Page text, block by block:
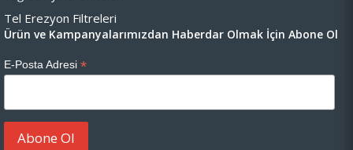
Tel Erezyon Filtreleri
Ürün ve Kampanyalarımızdan Haberdar Olmak İçin Abone Ol
E-Posta Adresi *